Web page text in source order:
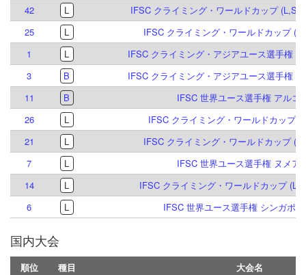
42
L
IFSC クライミング・ワールドカップ (L,S)
25
L
IFSC クライミング・ワールドカップ
1
L
IFSC クライミング・アジアユース選手権
3
B
IFSC クライミング・アジアユース選手権
11
B
IFSC 世界ユース選手権 アルコ
26
L
IFSC クライミング・ワールドカップ
21
L
IFSC クライミング・ワールドカップ
7
L
IFSC 世界ユース選手権 ヌメア
14
L
IFSC クライミング・ワールドカップ
6
L IFSC 世界ユース選手権 シンガポ
国内大会
順位 種目
大会名